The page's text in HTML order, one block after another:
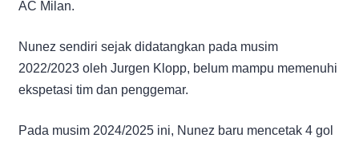
AC Milan.
Nunez sendiri sejak didatangkan pada musim
2022/2023 oleh Jurgen Klopp, belum mampu memenuhi
ekspetasi tim dan penggemar.
Pada musim 2024/2025 ini, Nunez baru mencetak 4 gol